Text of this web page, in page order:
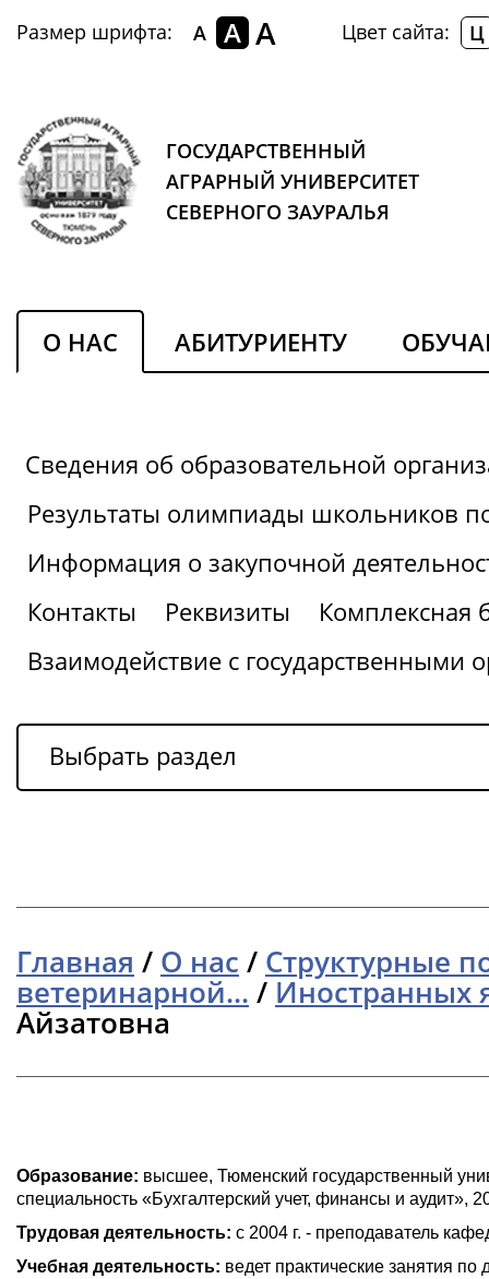
Размер шрифта: A A A Цвет сайта: Ц
ГОСУДАРСТВЕННЫЙ
АГРАРНЫЙ УНИВЕРСИТЕТ
СЕВЕРНОГО ЗАУРАЛЬЯ
О НАС АБИТУРИЕНТУ
Сведения об образовательной
Результаты олимпиады школьников
Информация о закупочной
Контакты
Реквизиты
Комплексная
Взаимодействие с государственными
Выбрать раздел
Главная / О нас / Структурные
ветеринарной... / Иностранных
Айзатовна
Образование: высшее, Тюменский государственный
специальность «Бухгалтерский учет, финансы и аудит»,
Трудовая деятельность: с 2004 г. - преподаватель
Учебная деятельность: ведет практические занятия